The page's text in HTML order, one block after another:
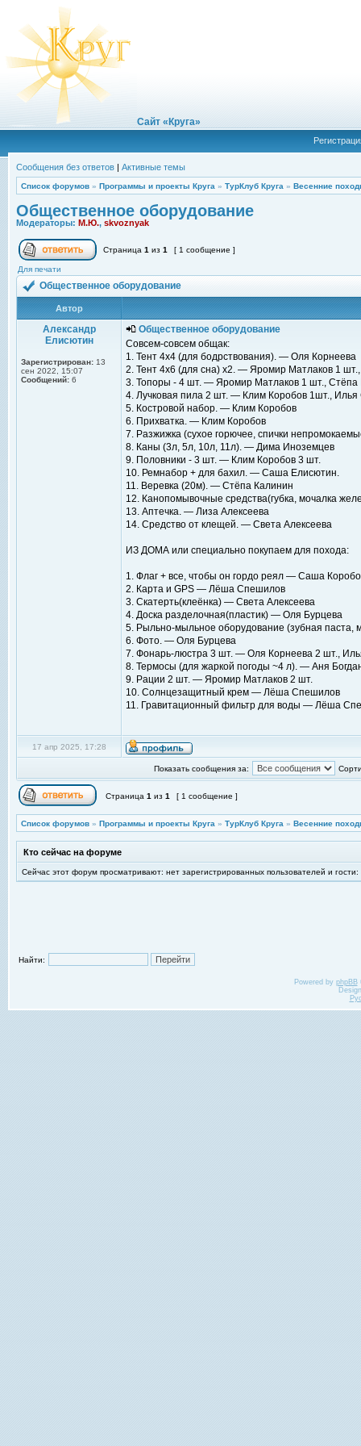
Сайт «Круга»
Сообщения без ответов | Активные темы
Список форумов » Программы и проекты Круга » ТурКлуб Круга » Весенние
Общественное оборудование
Модераторы: М.Ю., skvoznyak
Страница 1 из 1 [ 1 сообщение ]
Для печати
Общественное оборудование
Автор
Александр
Елисютин
Зарегистрирован: 13
сен 2022, 15:07
Сообщений: 6
Общественное оборудование
Совсем-совсем общак:
1. Тент 4x4 (для бодрствования). — Оля Корнеева
2. Тент 4х6 (для сна) х2. — Яромир Матлаков 1
3. Топоры - 4 шт. — Яромир Матлаков 1 шт.,
4. Лучковая пила 2 шт. — Клим Коробов 1шт.,
5. Костровой набор. — Клим Коробов
6. Прихватка. — Клим Коробов
7. Разжижка (сухое горючее, спички
8. Каны (3л, 5л, 10л, 11л). — Дима Иноземцев
9. Половники - 3 шт. — Клим Коробов 3 шт.
10. Ремнабор + для бахил. — Саша Елисютин.
11. Веревка (20м). — Стёпа Калинин
12. Канопомывочные средства(губка, мочалка
13. Аптечка. — Лиза Алексеева
14. Средство от клещей. — Света Алексеева
ИЗ ДОМА или специально покупаем для похода:
1. Флаг + все, чтобы он гордо реял — Саша
2. Карта и GPS — Лёша Спешилов
3. Скатерть(клеёнка) — Света Алексеева
4. Доска разделочная(пластик) — Оля Бурцева
5. Рыльно-мыльное оборудование (зубная
6. Фото. — Оля Бурцева
7. Фонарь-люстра 3 шт. — Оля Корнеева 2 шт.,
8. Термосы (для жаркой погоды ~4 л). — Аня
9. Рации 2 шт. — Яромир Матлаков 2 шт.
10. Солнцезащитный крем — Лёша Спешилов
11. Гравитационный фильтр для воды — Лёша
17 апр 2025, 17:28
Показать сообщения за:
Страница 1 из 1 [ 1 сообщение ]
Список форумов » Программы и проекты Круга » ТурКлуб Круга » Весенние
Кто сейчас на форуме
Сейчас этот форум просматривают: нет зарегистрированных пользователей и гости:
Найти:
Powered by phpBB